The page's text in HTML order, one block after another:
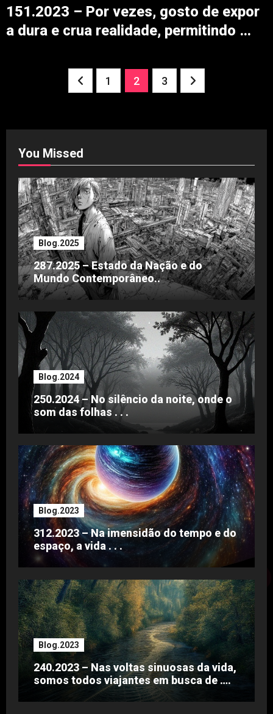
151.2023 – Por vezes, gosto de expor
a dura e crua realidade, permitindo …
Paginação
conteúdos
1 2 3
You Missed
Blog.2025
287.2025 – Estado da Nação e do
Mundo Contemporâneo..
Blog.2024
250.2024 – No silêncio da noite, onde o
som das folhas . . .
Blog.2023
312.2023 – Na imensidão do tempo e do
espaço, a vida . . .
Blog.2023
240.2023 – Nas voltas sinuosas da vida,
somos todos viajantes em busca de ….